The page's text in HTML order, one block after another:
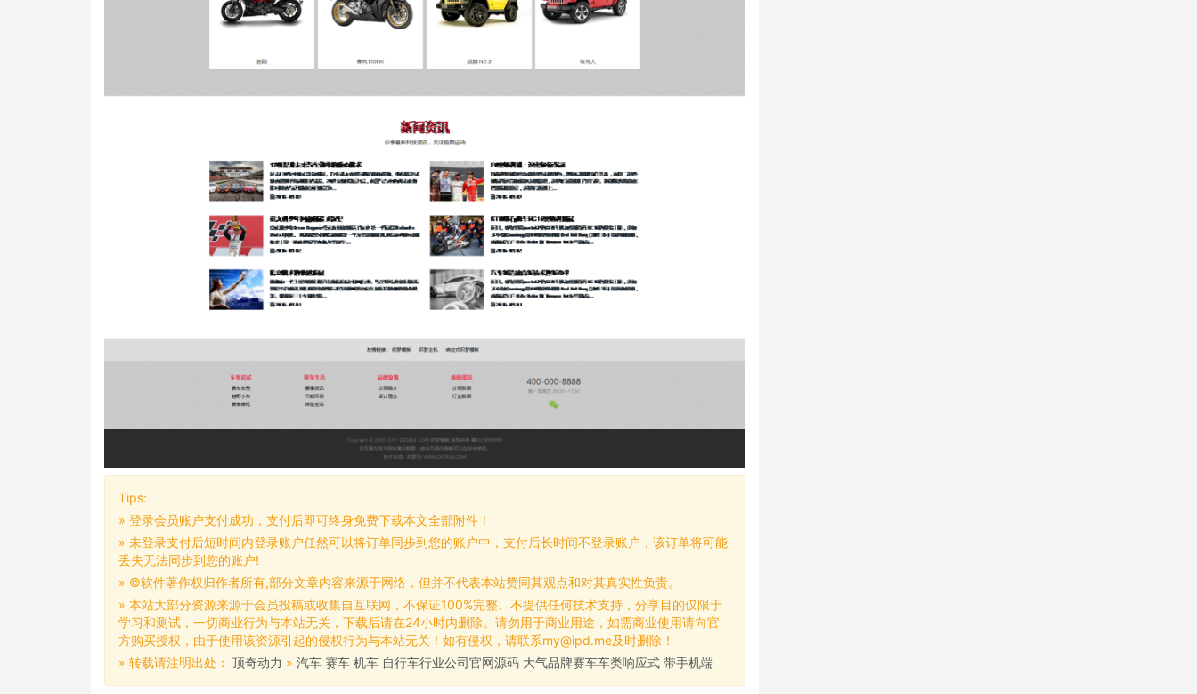
Tips:
» 登录会员账户支付成功，支付后即可终身免费下载本文全部附件！
» 未登录支付后短时间内登录账户任然可以将订单同步到您的账户中，支付后长时间不登录账户，该订单将可能
丢失无法同步到您的账户!
» ©软件著作权归作者所有,部分文章内容来源于网络，但并不代表本站赞同其观点和对其真实性负责。
» 本站大部分资源来源于会员投稿或收集自互联网，不保证100%完整、不提供任何技术支持，分享目的仅限于
学习和测试，一切商业行为与本站无关，下载后请在24小时内删除。请勿用于商业用途，如需商业使用请向官
方购买授权，由于使用该资源引起的侵权行为与本站无关！如有侵权，请联系my@ipd.me及时删除！
» 转载请注明出处： 顶奇动力 » 汽车 赛车 机车 自行车行业公司官网源码 大气品牌赛车车类响应式 带手机端